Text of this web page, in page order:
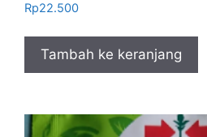
Rp22.500
Tambah ke keranjang